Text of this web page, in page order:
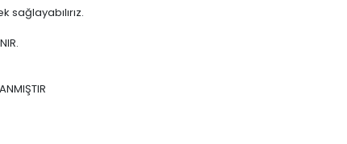
sağlayabılırız.